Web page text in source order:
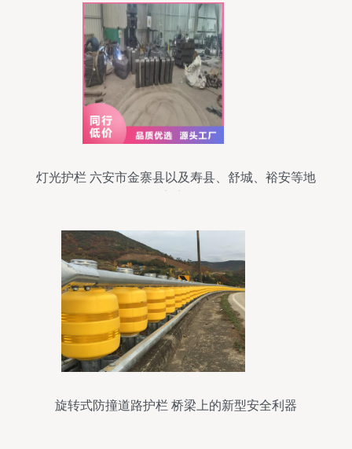
灯光护栏 六安市金寨县以及寿县、舒城、裕安等地
旋转式防撞道路护栏 桥梁上的新型安全利器